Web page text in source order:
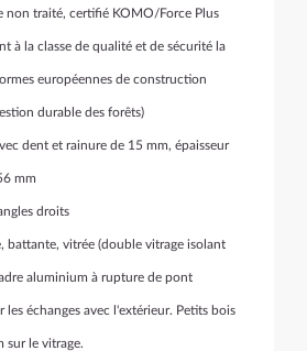
non traité, certifié KOMO/Force Plus
à la classe de qualité et de sécurité la
européennes de construction
durable des forêts)
dent et rainure de 15 mm, épaisseur
mm
droits
battante, vitrée (double vitrage isolant
aluminium à rupture de pont
échanges avec l'extérieur. Petits bois
sur le vitrage.